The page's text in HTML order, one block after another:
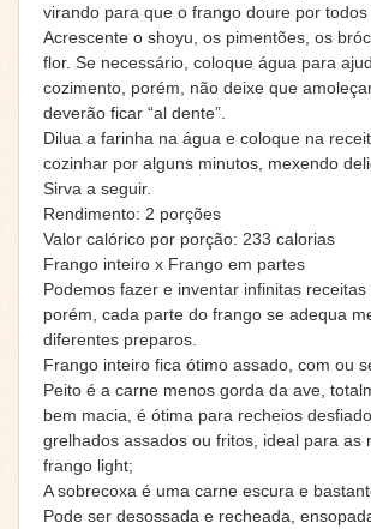
virando para que o frango doure por todos
Acrescente o shoyu, os pimentões, os
flor. Se necessário, coloque água para
cozimento, porém, não deixe que
deverão ficar “al dente”.
Dilua a farinha na água e coloque na
cozinhar por alguns minutos, mexendo
Sirva a seguir.
Rendimento: 2 porções
Valor calórico por porção: 233 calorias
Frango inteiro x Frango em partes
Podemos fazer e inventar infinitas receitas
porém, cada parte do frango se adequa
diferentes preparos.
Frango inteiro fica ótimo assado, com ou
Peito é a carne menos gorda da ave,
bem macia, é ótima para recheios
grelhados assados ou fritos, ideal para as
frango light;
A sobrecoxa é uma carne escura e
Pode ser desossada e recheada,